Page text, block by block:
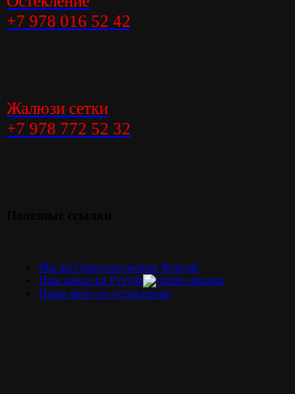
+7 978 016 52 42
Жалюзи сетки
+7 978 772 52 32
Мы на Севастопольском Форуме
Наш канал на Рутубе
Наши фото по остеклению